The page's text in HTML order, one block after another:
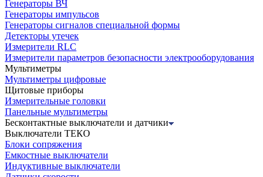
Генераторы ВЧ
Генераторы импульсов
Генераторы сигналов специальной формы
Детекторы утечек
Измерители RLC
Измерители параметров безопасности электрооборудования
Мультиметры
Мультиметры цифровые
Щитовые приборы
Измерительные головки
Панельные мультиметры
Бесконтактные выключатели и датчики
Выключатели ТЕКО
Блоки сопряжения
Емкостные выключатели
Индуктивные выключатели